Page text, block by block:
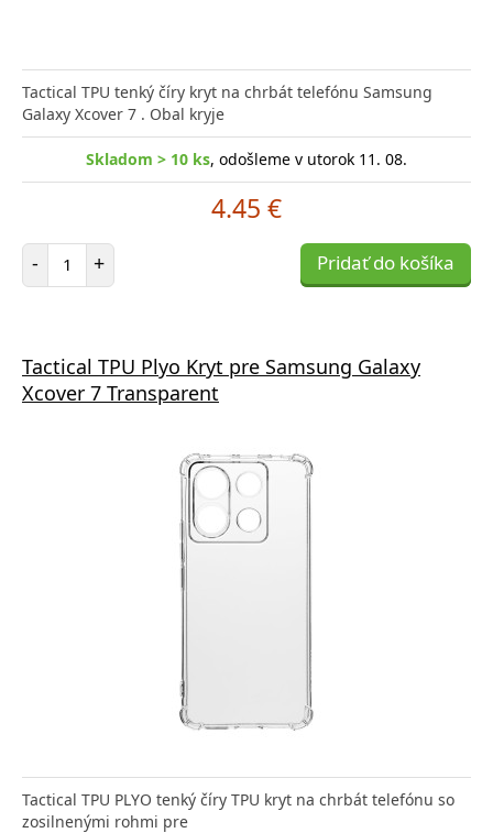
Tactical TPU tenký číry kryt na chrbát telefónu Samsung
Galaxy Xcover 7 . Obal kryje
Skladom > 10 ks, odošleme v utorok 11. 08.
4.45 €
- Počet položiek
+ Pridať do košíka
Tactical TPU Plyo Kryt pre Samsung Galaxy
Xcover 7 Transparent
Tactical TPU PLYO tenký číry TPU kryt na chrbát telefónu so
zosilnenými rohmi pre